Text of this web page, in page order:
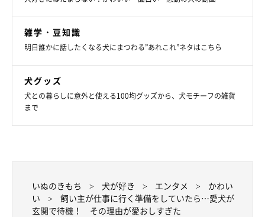
雑学・豆知識
明日誰かに話したくなる犬にまつわる”あれこれ”ネタはこちら
犬グッズ
犬との暮らしに意外と使える100均グッズから、犬モチーフの雑貨
まで
いぬのきもち 犬が好き エンタメ
かわい
い
飼い主が仕事に行く準備をしていたら…愛犬が
玄関で待機！ その理由が愛おしすぎた